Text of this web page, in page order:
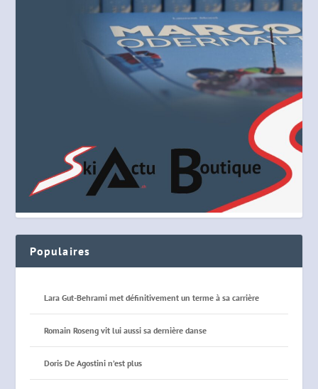
Populaires
Lara Gut-Behrami met définitivement un terme à sa carrière
Romain Roseng vit lui aussi sa dernière danse
Doris De Agostini n’est plus